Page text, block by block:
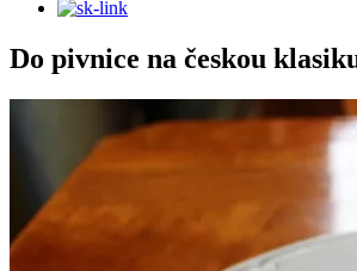
Do pivnice na českou